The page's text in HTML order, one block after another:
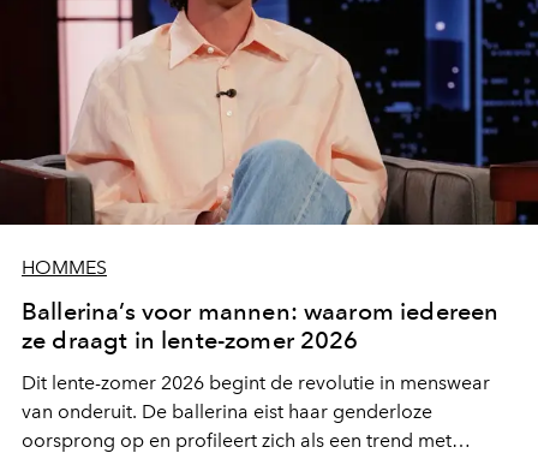
HOMMES
Ballerina’s voor mannen: waarom iedereen
ze draagt in lente-zomer 2026
Dit lente-zomer 2026 begint de revolutie in menswear
van onderuit. De ballerina eist haar genderloze
oorsprong op en profileert zich als een trend met